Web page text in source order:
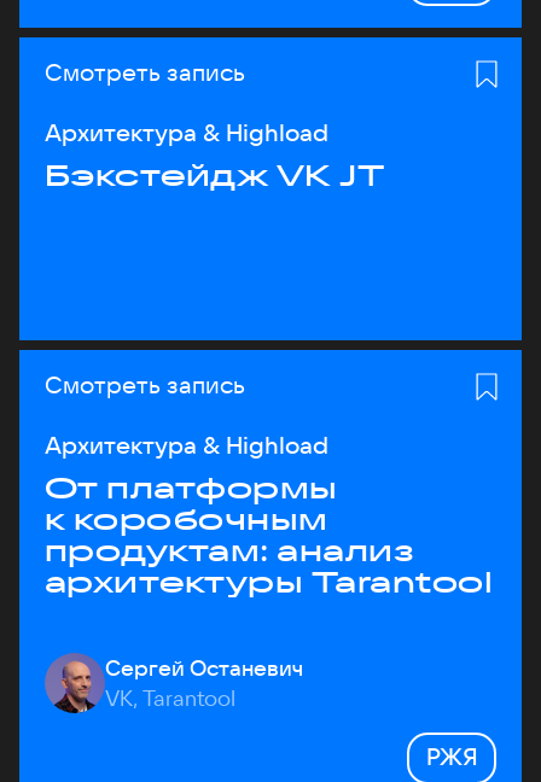
Смотреть запись
Архитектура & Highload
Бэкстейдж VK JT
Смотреть запись
Архитектура & Highload
От платформы
к коробочным
продуктам: анализ
архитектуры Tarantool
Сергей Останевич
VK, Tarantool
РЖЯ